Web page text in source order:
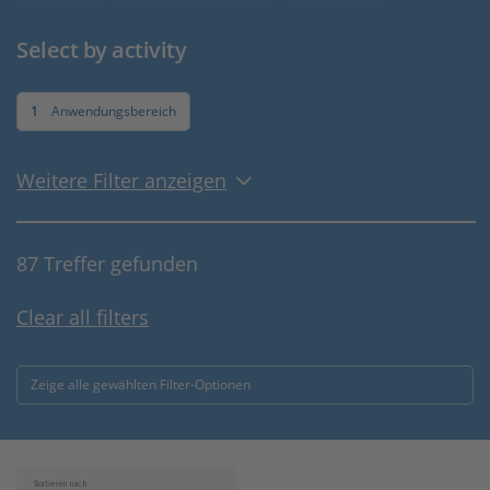
Select by activity
1 Anwendungsbereich
Weitere Filter anzeigen
87 Treffer gefunden
Clear all filters
Zeige alle gewählten Filter-Optionen
Sortieren nach: